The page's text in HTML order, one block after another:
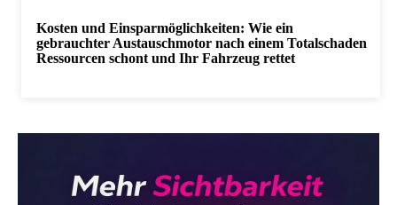
Kosten und Einsparmöglichkeiten: Wie ein
gebrauchter Austauschmotor nach einem Totalschaden
Ressourcen schont und Ihr Fahrzeug rettet